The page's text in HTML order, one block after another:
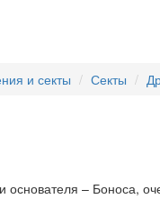
и секты Секты
основателя – Боноса,